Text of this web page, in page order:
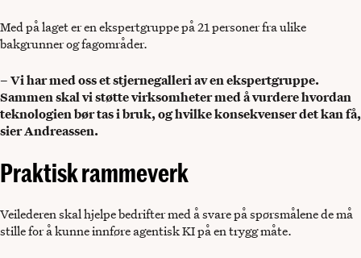
Med på laget er en ekspertgruppe på 21 personer fra ulike
bakgrunner og fagområder.
– Vi har med oss et stjernegalleri av en ekspertgruppe.
Sammen skal vi støtte virksomheter med å vurdere hvordan
teknologien bør tas i bruk, og hvilke konsekvenser det kan få,
sier Andreassen.
Praktisk rammeverk
Veilederen skal hjelpe bedrifter med å svare på spørsmålene de må
stille for å kunne innføre agentisk KI på en trygg måte.